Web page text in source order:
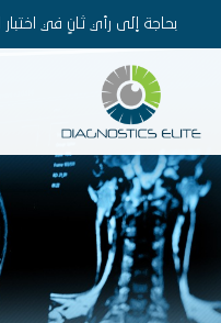
بحاجة إلى رأي ثانٍ في